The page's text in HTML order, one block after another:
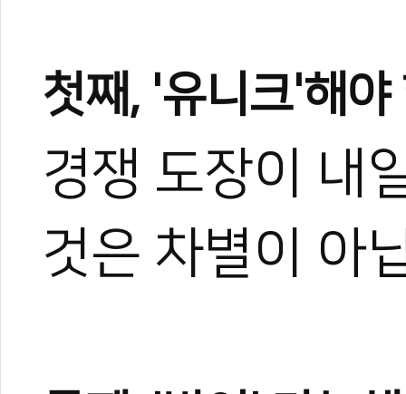
첫째, '유니크'해야
경쟁 도장이 내
것은 차별이 아